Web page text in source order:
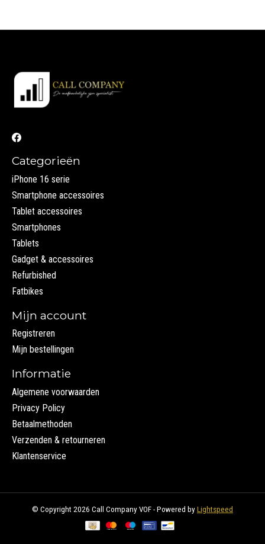
Categorieën
iPhone 16 serie
Smartphone accessoires
Tablet accessoires
Smartphones
Tablets
Gadget & accessoires
Refurbished
Fatbikes
Mijn account
Registreren
Mijn bestellingen
Informatie
Algemene voorwaarden
Privacy Policy
Betaalmethoden
Verzenden & retourneren
Klantenservice
© Copyright 2026 Call Company VOF - Powered by Lightspeed